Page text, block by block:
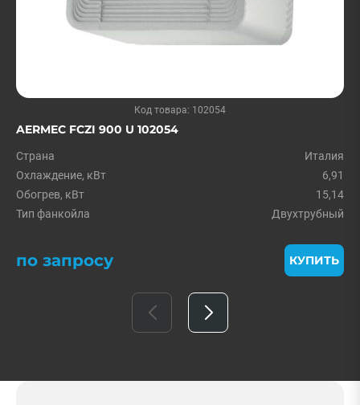
Код товара: 102054
AERMEC FCZI 900 U 102054
Страна
Италия
Охлаждение, кВт
6,91
Обогрев, кВт
15,14
Тип фанкойла
Двухтрубный
по запросу КУПИТЬ